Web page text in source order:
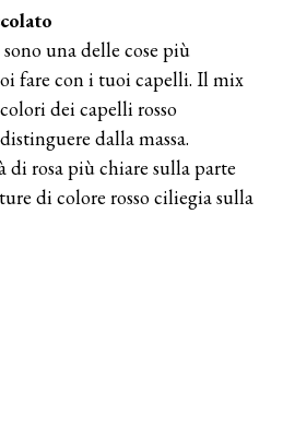
una delle cose più
fare con i tuoi capelli. Il mix
dei capelli rosso
dalla massa.
di rosa più chiare sulla parte
di colore rosso ciliegia sulla